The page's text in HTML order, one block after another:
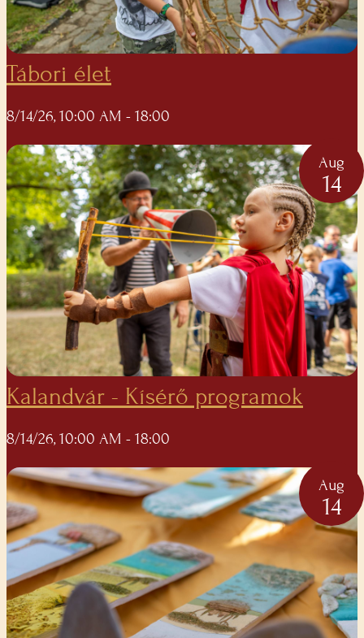
Tábori élet
8/14/26, 10:00 AM - 18:00
Aug
14
Kalandvár - Kísérő programok
8/14/26, 10:00 AM - 18:00
Aug
14